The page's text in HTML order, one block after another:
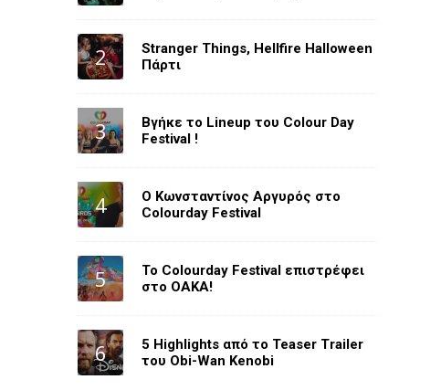
Stranger Things, Hellfire Halloween
Πάρτι
Βγήκε το Lineup του Colour Day
Festival !
O Κωνσταντίνος Αργυρός στο
Colourday Festival
Το Colourday Festival επιστρέφει
στο ΟΑΚΑ!
5 Highlights από το Teaser Trailer
του Obi-Wan Kenobi